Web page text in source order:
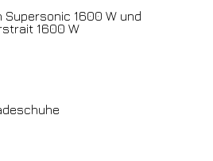
1600 W und
1600 W